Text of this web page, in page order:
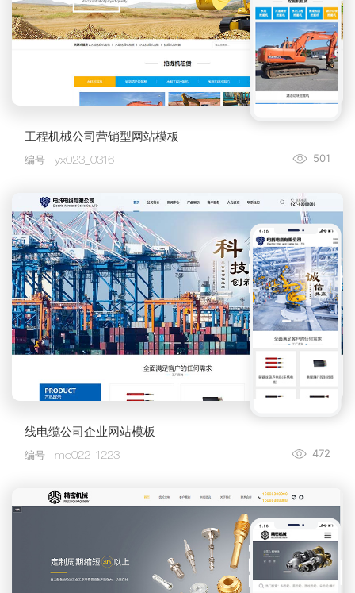
工程机械公司营销型网站模板
501
编号 yx023_0316
线电缆公司企业网站模板
472
编号 mo022_1223